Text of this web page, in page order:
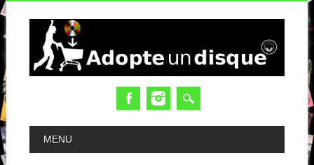
MAIN MENU
MENU